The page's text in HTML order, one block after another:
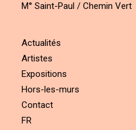
M° Saint-Paul / Chemin Vert
Actualités
Artistes
Expositions
Hors-les-murs
Contact
FR